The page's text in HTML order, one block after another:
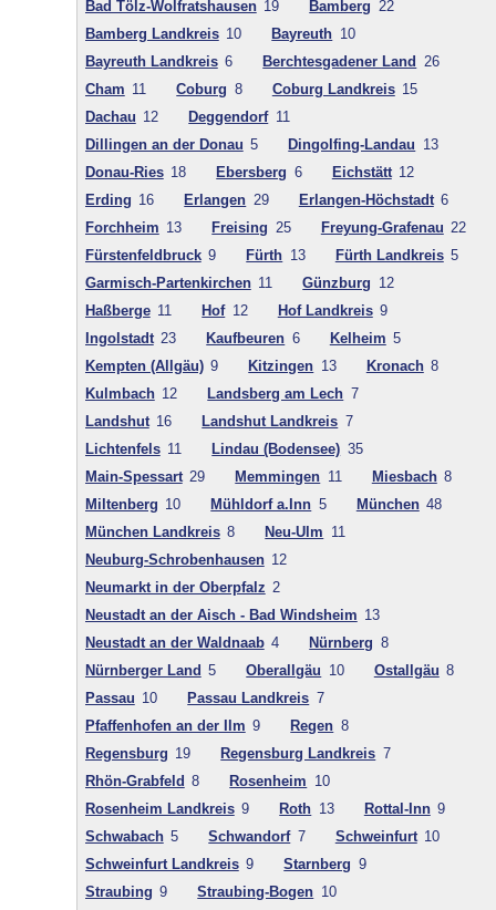
Bad Tölz-Wolfratshausen 19 Bamberg 22
Bamberg Landkreis 10 Bayreuth 10
Bayreuth Landkreis 6 Berchtesgadener Land 26
Cham 11 Coburg 8 Coburg Landkreis 15
Dachau 12 Deggendorf 11
Dillingen an der Donau 5 Dingolfing-Landau 13
Donau-Ries 18 Ebersberg 6 Eichstätt 12
Erding 16 Erlangen 29 Erlangen-Höchstadt 6
Forchheim 13 Freising 25 Freyung-Grafenau 22
Fürstenfeldbruck 9 Fürth 13 Fürth Landkreis 5
Garmisch-Partenkirchen 11 Günzburg 12
Haßberge 11 Hof 12 Hof Landkreis 9
Ingolstadt 23 Kaufbeuren 6 Kelheim 5
Kempten (Allgäu) 9 Kitzingen 13 Kronach 8
Kulmbach 12 Landsberg am Lech 7
Landshut 16 Landshut Landkreis 7
Lichtenfels 11 Lindau (Bodensee) 35
Main-Spessart 29 Memmingen 11 Miesbach 8
Miltenberg 10 Mühldorf a.Inn 5 München 48
München Landkreis 8 Neu-Ulm 11
Neuburg-Schrobenhausen 12
Neumarkt in der Oberpfalz 2
Neustadt an der Aisch - Bad Windsheim 13
Neustadt an der Waldnaab 4 Nürnberg 8
Nürnberger Land 5 Oberallgäu 10 Ostallgäu 8
Passau 10 Passau Landkreis 7
Pfaffenhofen an der Ilm 9 Regen 8
Regensburg 19 Regensburg Landkreis 7
Rhön-Grabfeld 8 Rosenheim 10
Rosenheim Landkreis 9 Roth 13 Rottal-Inn 9
Schwabach 5 Schwandorf 7 Schweinfurt 10
Schweinfurt Landkreis 9 Starnberg 9
Straubing 9 Straubing-Bogen 10